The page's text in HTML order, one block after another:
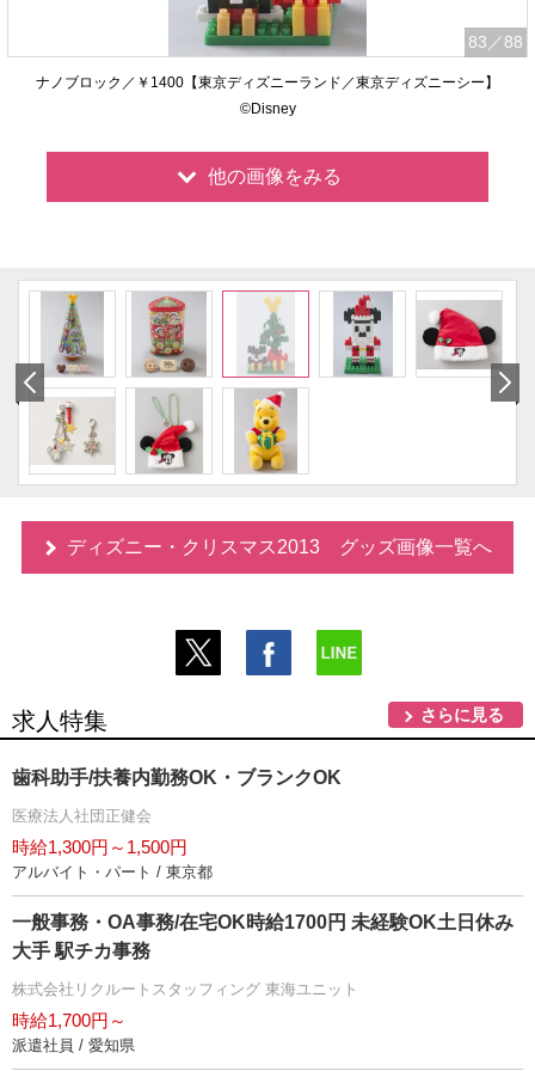
83 ／88
ナノブロック／￥1400【東京ディズニーランド／東京ディズニーシー】
©Disney
他の画像をみる
ディズニー・クリスマス2013 グッズ画像一覧へ
求人特集 さらに見る
歯科助手/扶養内勤務OK・ブランクOK
医療法人社団正健会
時給1,300円～1,500円
アルバイト・パート / 東京都
一般事務・OA事務/在宅OK時給1700円 未経験OK土日休み
大手 駅チカ事務
株式会社リクルートスタッフィング 東海ユニット
時給1,700円～
派遣社員 / 愛知県